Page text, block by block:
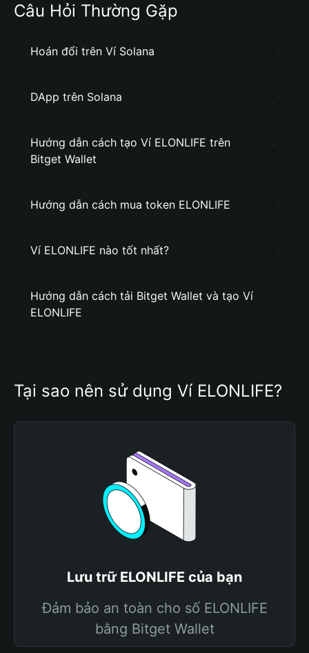
Câu Hỏi Thường Gặp
Hoán đổi trên Ví Solana
DApp trên Solana
Hướng dẫn cách tạo Ví ELONLIFE trên
Bitget Wallet
Hướng dẫn cách mua token ELONLIFE
Ví ELONLIFE nào tốt nhất?
Hướng dẫn cách tải Bitget Wallet và tạo Ví
ELONLIFE
Tại sao nên sử dụng Ví ELONLIFE?
Lưu trữ ELONLIFE của bạn
Đảm bảo an toàn cho số ELONLIFE
bằng Bitget Wallet